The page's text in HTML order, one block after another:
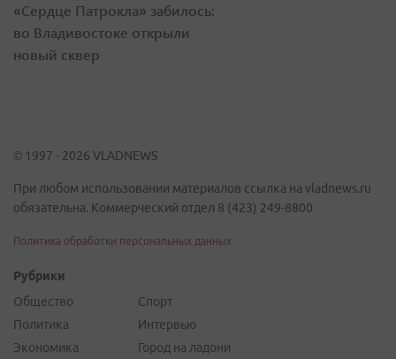
«Сердце Патрокла» забилось:
во Владивостоке открыли
новый сквер
© 1997 - 2026 VLADNEWS
При любом использовании материалов ссылка на vladnews.ru
обязательна. Коммерческий отдел 8 (423) 249-8800
Политика обработки персональных данных
Рубрики
Общество
Политика
Экономика
Спорт
Интервью
Город на ладони